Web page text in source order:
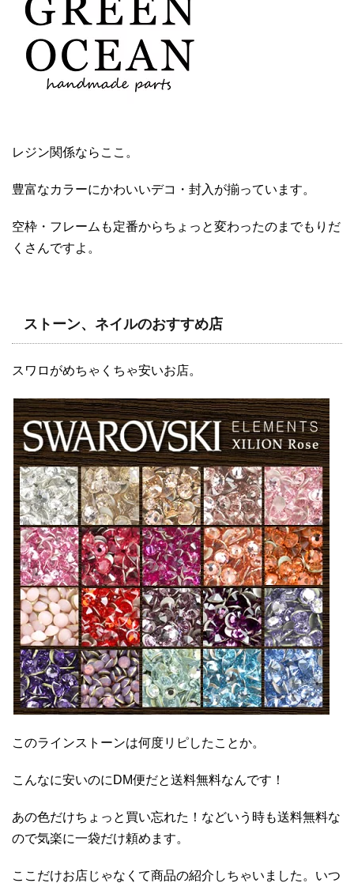
レジン関係ならここ。
豊富なカラーにかわいいデコ・封入が揃っています。
空枠・フレームも定番からちょっと変わったのまでもりだ
くさんですよ。
ストーン、ネイルのおすすめ店
スワロがめちゃくちゃ安いお店。
このラインストーンは何度リピしたことか。
こんなに安いのにDM便だと送料無料なんです！
あの色だけちょっと買い忘れた！などいう時も送料無料な
ので気楽に一袋だけ頼めます。
ここだけお店じゃなくて商品の紹介しちゃいました。いつ